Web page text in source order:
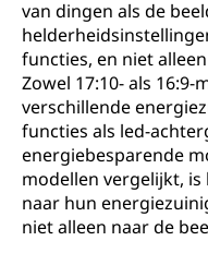
van dingen als de
functies, en niet
Zowel 17:10- als
verschillende
functies als led-
energiebesparende
modellen vergelijkt,
naar hun
niet alleen naar de